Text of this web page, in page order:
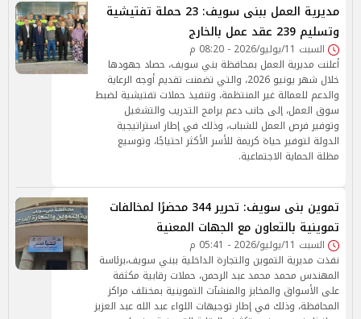
مديرية العمل ببنى سويف: 23 حملة تفتيشية
وتسليم 239 عقد عمل بالخارج
السبت 11/يوليو/2026 - 08:20 م
أعلنت مديرية العمل بمحافظة بني سويف، حصاد جهودها
خلال شهر يونيو 2026، والتي تضمنت تقديم أوجه الرعاية
والدعم للعمالة غير المنتظمة، وتنفيذ حملات تفتيشية لضبط
سوق العمل، إلى جانب دعم برامج التدريب والتشغيل
وتوفير فرص العمل للشباب، وذلك في إطار استراتيجية
الدولة لتوفير حياة كريمة للأسر الأكثر احتياجًا، وتوسيع
مظلة الحماية الاجتماعية.
تموين بنى سويف: تحرير 344 محضرًا لمخالفات
تموينية بالتعاون مع الجهات المعنية
السبت 11/يوليو/2026 - 05:41 م
نفذت مديرية التموين والتجارة الداخلية ببني سويف،برئاسة
المهندس محمد محمد عبد الرحمن، حملات رقابية مكثفة
على الأسواق والمخابز والمنشآت التموينية بمختلف مراكز
المحافظة، وذلك في إطار توجيهات اللواء عبد الله عبد العزيز